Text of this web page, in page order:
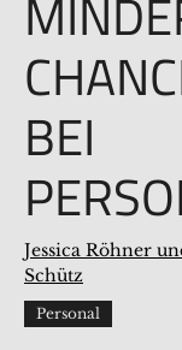
BEI
Jessica Röhner
Schütz
Personal